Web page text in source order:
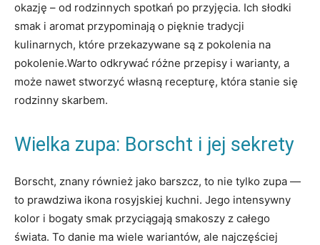
okazję – od rodzinnych ‍spotkań po przyjęcia. Ich słodki
smak i⁤ aromat przypominają o pięknie ​tradycji
kulinarnych, które przekazywane⁢ są z pokolenia na
⁣pokolenie.Warto odkrywać różne przepisy⁢ i ‍warianty, a ​
może nawet stworzyć własną recepturę, która⁣ stanie się
rodzinny⁢ skarbem.
Wielka zupa:⁢ Borscht​ i jej sekrety
Borscht, znany również ⁢jako ‌barszcz, to ​nie tylko zupa —
to prawdziwa ikona rosyjskiej kuchni. Jego intensywny ​
kolor i bogaty smak przyciągają ​smakoszy z‍ całego
świata. To danie ma wiele ⁣wariantów,⁤ ale najczęściej